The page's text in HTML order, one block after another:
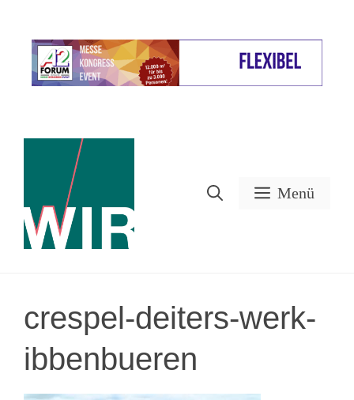
springen
Menü
crespel-deiters-werk-
ibbenbueren